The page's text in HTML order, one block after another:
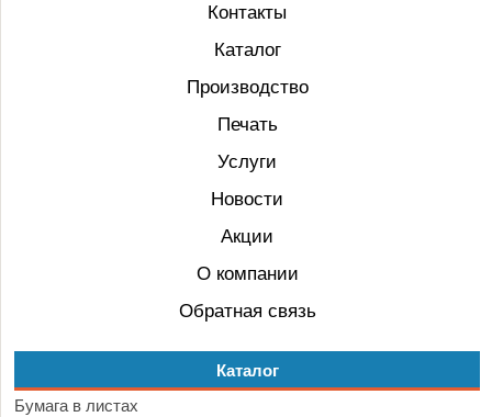
Контакты
Каталог
Производство
Печать
Услуги
Новости
Акции
О компании
Обратная связь
Каталог
Бумага в листах